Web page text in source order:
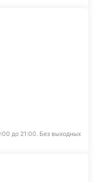
до 21:00. Без выходных